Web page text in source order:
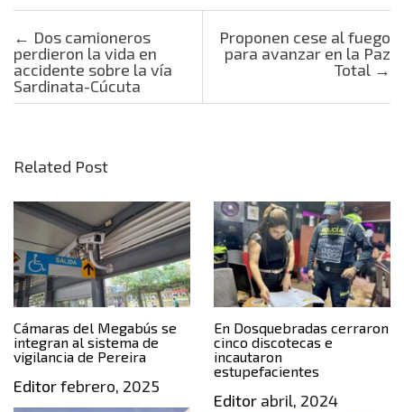
Post navigation
← Dos camioneros
perdieron la vida en
accidente sobre la vía
Sardinata-Cúcuta
Proponen cese al fuego
para avanzar en la Paz
Total →
Related Post
Cámaras del Megabús se
integran al sistema de
vigilancia de Pereira
Editorfebrero, 2025
En Dosquebradas cerraron
cinco discotecas e
incautaron
estupefacientes
Editorabril, 2024